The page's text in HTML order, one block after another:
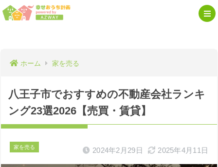
ホーム 家を売る
八王子市でおすすめの不動産会社ランキ
ング23選2026【売買・賃貸】
家を売る 2024年2月29日 2025年4月11日